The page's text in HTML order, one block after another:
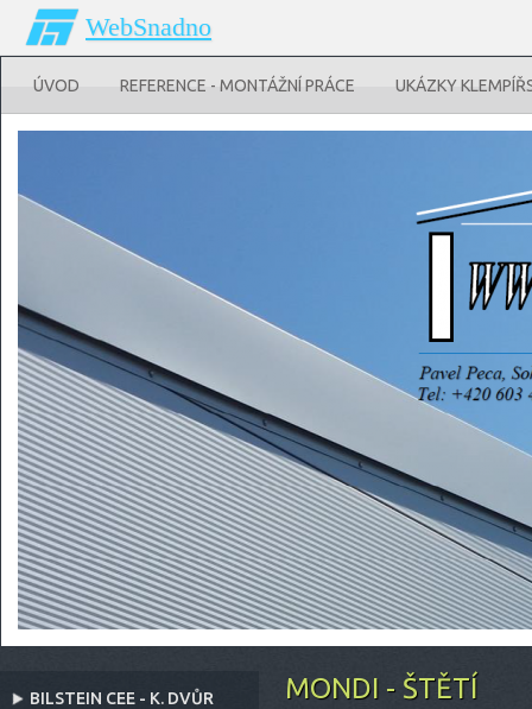
WebSnadno
ÚVOD REFERENCE - MONTÁŽNÍ PRÁCE UKÁZKY
MONDI - ŠTĚTÍ
BILSTEIN CEE - K. DVŮR